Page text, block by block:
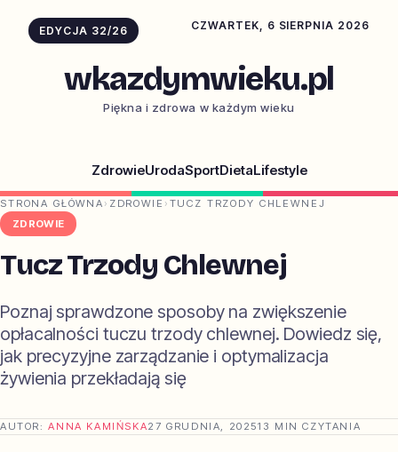
EDYCJA 32/26 CZWARTEK, 6 SIERPNIA 2026
wkazdymwieku.pl
Piękna i zdrowa w każdym wieku
ZdrowieUrodaSportDietaLifestyle
STRONA GŁÓWNA › ZDROWIE › TUCZ TRZODY CHLEWNEJ
ZDROWIE
Tucz Trzody Chlewnej
Poznaj sprawdzone sposoby na zwiększenie
opłacalności tuczu trzody chlewnej. Dowiedz się,
jak precyzyjne zarządzanie i optymalizacja
żywienia przekładają się
AUTOR:ANNA KAMIŃSKA27 GRUDNIA, 202513 MIN CZYTANIA